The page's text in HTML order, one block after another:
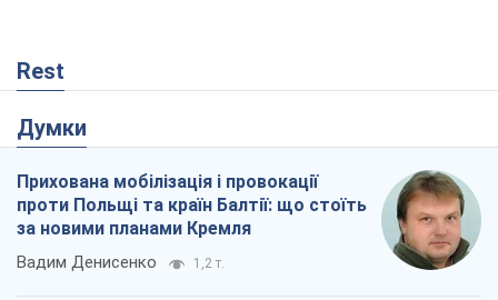
Rest
Думки
Прихована мобілізація і провокації
проти Польщі та країн Балтії: що стоїть
за новими планами Кремля
Вадим Денисенко 1,2 т.